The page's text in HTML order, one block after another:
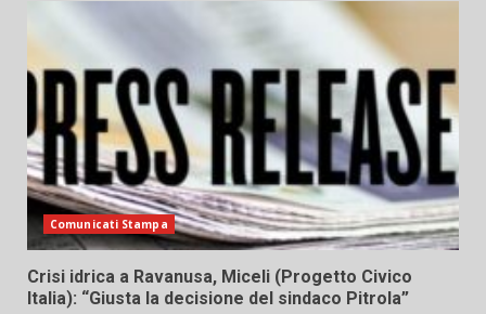
Comunicati Stampa
Crisi idrica a Ravanusa, Miceli (Progetto Civico
Italia): “Giusta la decisione del sindaco Pitrola”